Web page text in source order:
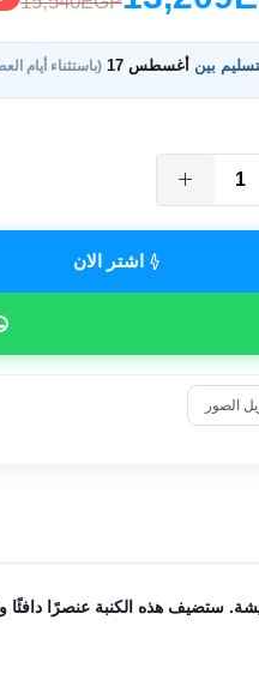
بين أغسطس 17 (باستثناء أيام
اشتر الان
الصور
ستضيف هذه الكنبة عنصرًا دافئًا